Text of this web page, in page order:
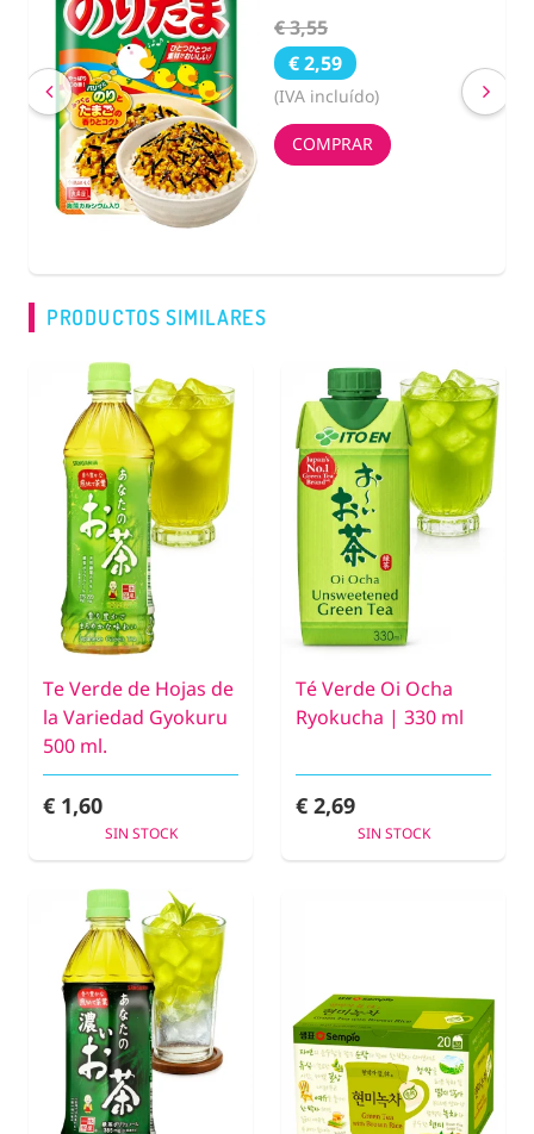
€ 3,55
€ 2,59
(IVA incluído)
COMPRAR
PRODUCTOS SIMILARES
Te Verde de Hojas de
la Variedad Gyokuru
500 ml.
€ 1,60
SIN STOCK
Té Verde Oi Ocha
Ryokucha | 330 ml
€ 2,69
SIN STOCK